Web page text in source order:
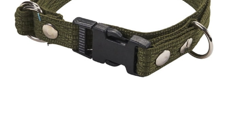
FENRIZ HALSBÅND, 40-60CM/25MM GRØN